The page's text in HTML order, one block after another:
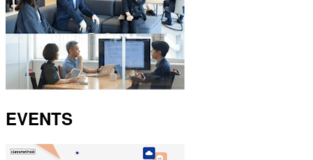
EVENTS